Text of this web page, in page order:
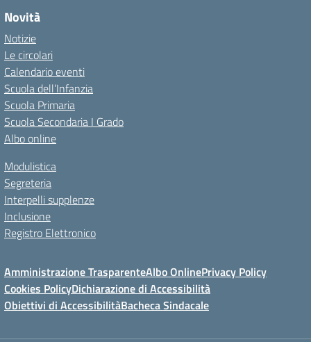
Novità
Notizie
Le circolari
Calendario eventi
Scuola dell’Infanzia
Scuola Primaria
Scuola Secondaria I Grado
Albo online
Modulistica
Segreteria
Interpelli supplenze
Inclusione
Registro Elettronico
Amministrazione TrasparenteAlbo OnlinePrivacy Policy
Cookies PolicyDichiarazione di Accessibilità
Obiettivi di AccessibilitàBacheca Sindacale